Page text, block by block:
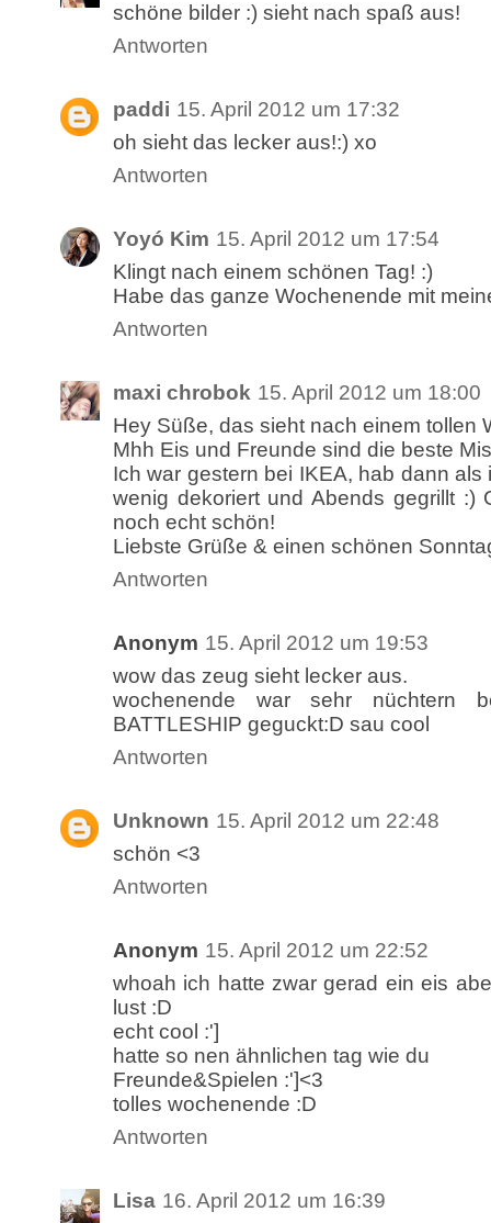
schöne bilder :) sieht nach spaß aus!
Antworten
paddi 15. April 2012 um 17:32
oh sieht das lecker aus!:) xo
Antworten
Yoyó Kim 15. April 2012 um 17:54
Klingt nach einem schönen Tag! :)
Habe das ganze Wochenende mit
Antworten
maxi chrobok 15. April 2012 um 18:00
Hey Süße, das sieht nach einem tollen
Mhh Eis und Freunde sind die beste
Ich war gestern bei IKEA, hab dann
wenig dekoriert und Abends gegrillt :)
noch echt schön!
Liebste Grüße & einen schönen
Antworten
Anonym 15. April 2012 um 19:53
wow das zeug sieht lecker aus.
wochenende war sehr nüchtern
BATTLESHIP geguckt:D sau cool
Antworten
Unknown 15. April 2012 um 22:48
schön <3
Antworten
Anonym 15. April 2012 um 22:52
whoah ich hatte zwar gerad ein eis
lust :D
echt cool :']
hatte so nen ähnlichen tag wie du
Freunde&Spielen :']<3
tolles wochenende :D
Antworten
Lisa 16. April 2012 um 16:39